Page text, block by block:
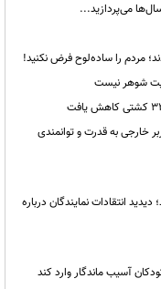
مردم را ساده‌لوح فرض نکنید!
شوهر نیست
خارجی به قدرت و توانمندی
انتقادات نمایندگان درباره
آسیب ماندگار وارد کند